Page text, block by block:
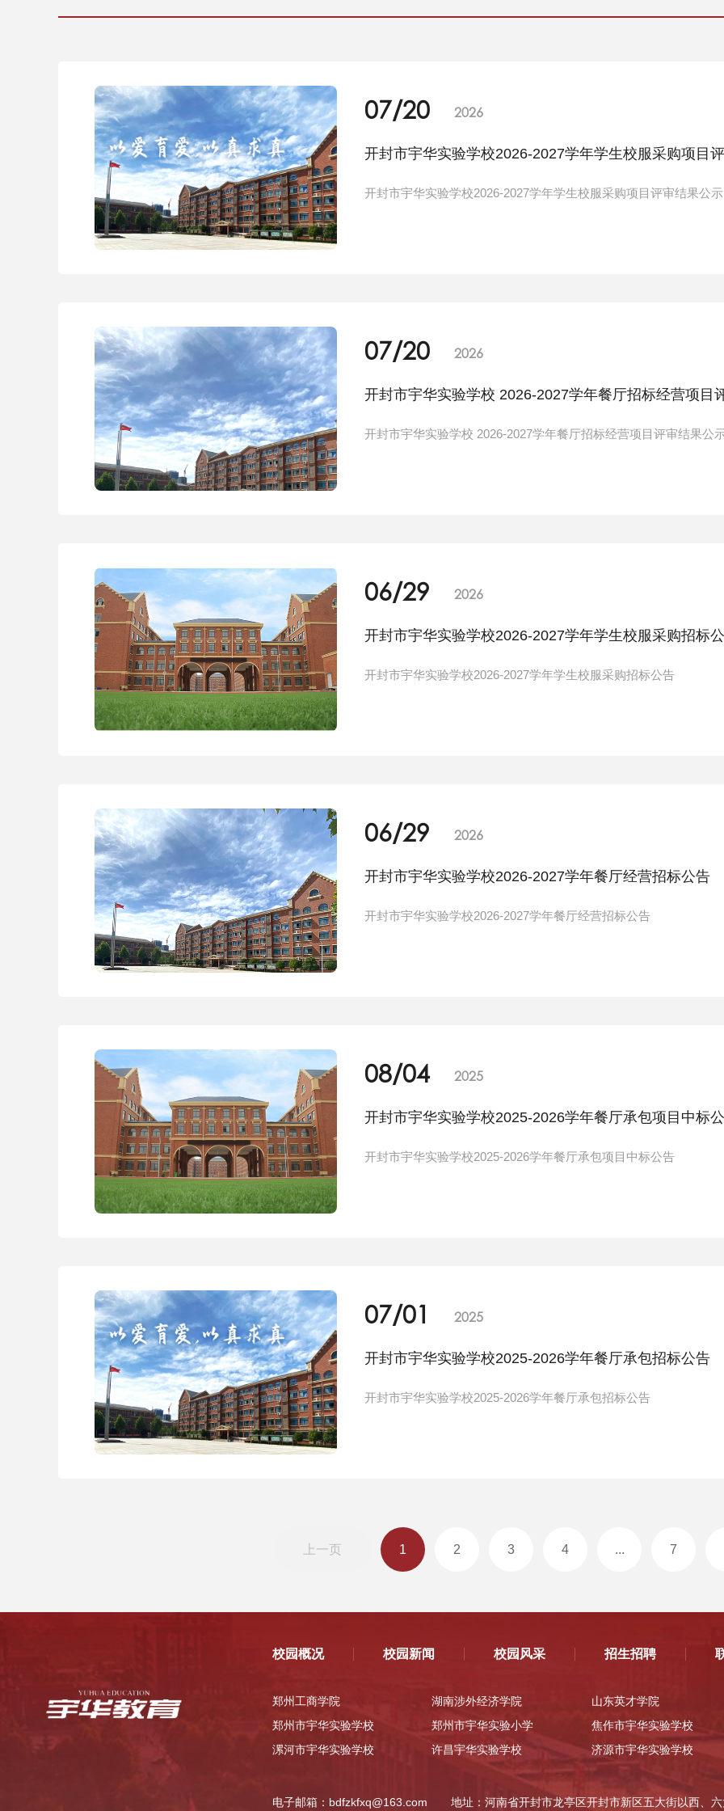
07/20 2026
开封市宇华实验学校2026-2027学年学生校服采购项目
开封市宇华实验学校2026-2027学年学生校服采购项目评审结果公示
07/20 2026
开封市宇华实验学校 2026-2027学年餐厅招标经营项目
开封市宇华实验学校 2026-2027学年餐厅招标经营项目评审结果公
06/29 2026
开封市宇华实验学校2026-2027学年学生校服采购招标
开封市宇华实验学校2026-2027学年学生校服采购招标公告
06/29 2026
开封市宇华实验学校2026-2027学年餐厅经营招标公告
开封市宇华实验学校2026-2027学年餐厅经营招标公告
08/04 2025
开封市宇华实验学校2025-2026学年餐厅承包项目中标
开封市宇华实验学校2025-2026学年餐厅承包项目中标公告
07/01 2025
开封市宇华实验学校2025-2026学年餐厅承包招标公告
开封市宇华实验学校2025-2026学年餐厅承包招标公告
上一页 1 2 3 4 ... 7
校园概况 校园新闻 校园风采 招生招聘
郑州工商学院 湖南涉外经济学院
山东英才学院
郑州市宇华实验学校
郑州市宇华实验小学
焦作市宇华实验学校
漯河市宇华实验学校
许昌宇华实验学校 济源市宇华实验学校
电子邮箱：bdfzkfxq@163.com 地址：河南省开封市龙亭区开封市新区五大街以西、